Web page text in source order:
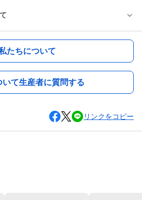
たちについて
いて生産者に質問する
リンクをコピー